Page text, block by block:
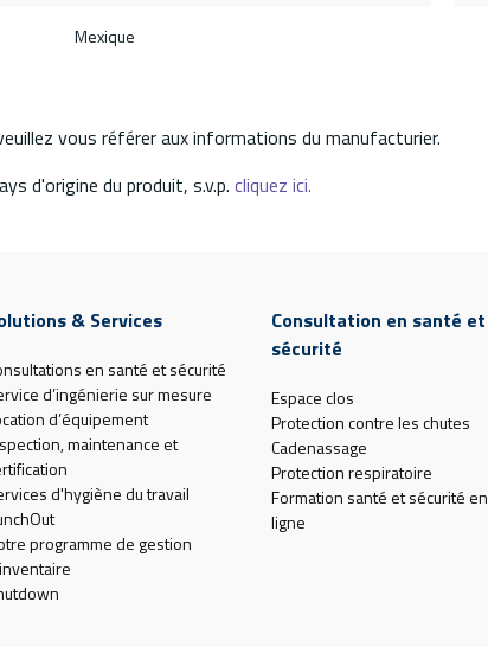
Mexique
vous référer aux informations du manufacturier.
d'origine du produit, s.v.p. cliquez ici.
& Services
en santé et sécurité
d’ingénierie sur mesure
d’équipement
maintenance et
d'hygiène du travail
programme de gestion
Consultation en santé et
sécurité
Espace clos
Protection contre les chutes
Cadenassage
Protection respiratoire
Formation santé et sécurité en
ligne